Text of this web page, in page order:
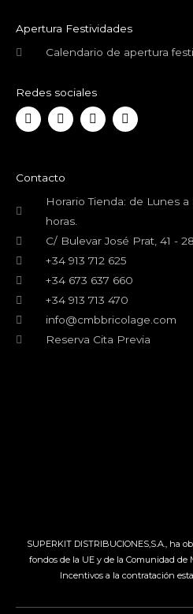
Apertura Festividades
Calendario de apertura
Redes sociales
F
a
o
T
w
e
Y
o
I
n
a
Contacto
Horario Tienda: de Lunes
horas.
C/ Bulevar José Prat, 41 -
+34 913 712 625
+34 673 637 660
+34 913 713 470
info@cmbbricolage.com
Reserva Cita Previa
SUPERKIT DISTRIBUCIONES,S.A., ha
fondos de la UE y de la Comunidad de
Incentivos a la contratación